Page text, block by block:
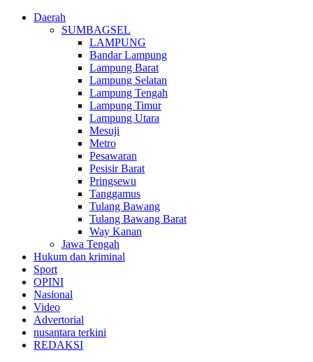
Daerah
SUMBAGSEL
LAMPUNG
Bandar Lampung
Lampung Barat
Lampung Selatan
Lampung Tengah
Lampung Timur
Lampung Utara
Mesuji
Metro
Pesawaran
Pesisir Barat
Pringsewu
Tanggamus
Tulang Bawang
Tulang Bawang Barat
Way Kanan
Jawa Tengah
Hukum dan kriminal
Sport
OPINI
Nasional
Video
Advertorial
nusantara terkini
REDAKSI